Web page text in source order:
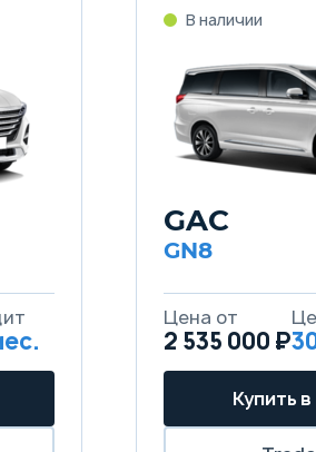
GAC
GN8
2 535 000 ₽